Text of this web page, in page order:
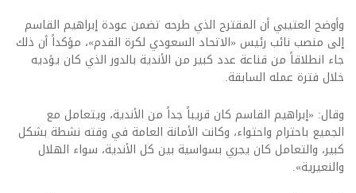
وأوضح العتيبي أن المقترح الذي طرحه تضمن عودة إبراهيم القاسم
إلى منصب نائب رئيس «الاتحاد السعودي لكرة القدم»، مؤكداً أن ذلك
جاء انطلاقاً من قناعة عدد كبير من الأندية بالدور الذي كان يؤديه
خلال فترة عمله السابقة.
وقال: «إبراهيم القاسم كان قريباً جداً من الأندية، ويتعامل مع
الجميع باحترام واحتواء، وكانت الأمانة العامة في وقته نشطة بشكل
كبير، والتعامل كان يجري بسواسية بين كل الأندية، سواء الهلال
والنعيرية».